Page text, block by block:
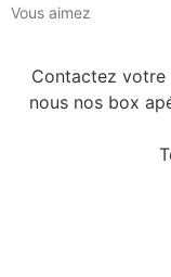
Vous aimez
Contactez votre
nous nos box